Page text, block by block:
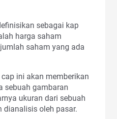
sebagai kap
harga saham
saham yang ada
ini akan memberikan
sebuah gambaran
ukuran dari sebuah
dianalisis oleh pasar.